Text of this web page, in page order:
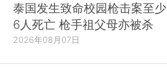
泰国发生致命校园枪击案至少
6人死亡 枪手祖父母亦被杀
2026年08月07日